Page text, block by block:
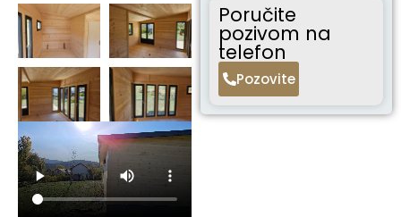
Poručite
pozivom na
telefon
Pozovite